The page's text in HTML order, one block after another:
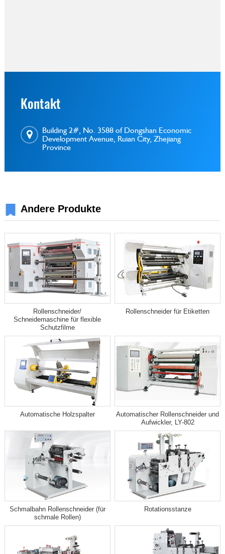
Kontakt
Building 2#, No. 3588 of Dongshan Economic
Development Avenue, Ruian City, Zhejiang
Province
Andere Produkte
Rollenschneider/
Schneidemaschine für flexible
Schutzfilme
Rollenschneider für Etiketten
Automatische Holzspalter
Automatischer Rollenschneider und
Aufwickler, LY-802
Schmalbahn Rollenschneider (für
schmale Rollen)
Rotationsstanze